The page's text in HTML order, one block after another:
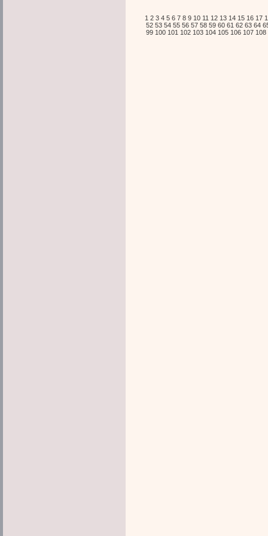
1 2 3 4 5 6 7 8 9 10 11 12 13 14 15 16 17
52 53 54 55 56 57 58 59 60 61 62 63 64
99 100 101 102 103 104 105 106 107 108